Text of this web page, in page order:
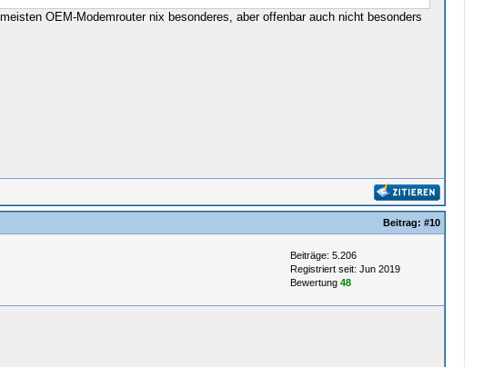
OEM-Modemrouter nix besonderes, aber offenbar auch nicht besonders
Beitrag: #10
Beiträge: 5.206
Registriert seit: Jun 2019
Bewertung 48